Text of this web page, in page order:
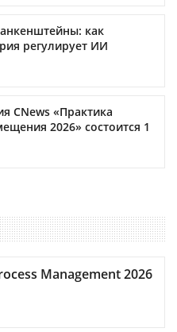
как
регулирует ИИ
CNews «Практика
2026» состоится 1
Management 2026